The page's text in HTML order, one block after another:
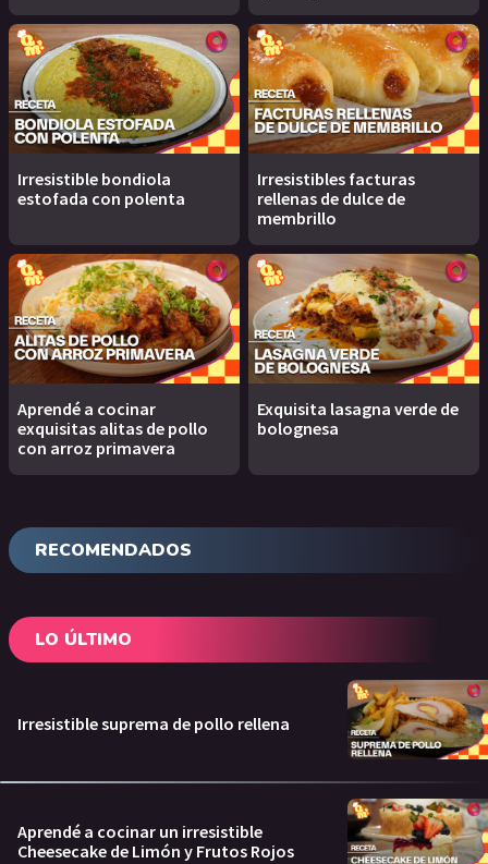
Irresistible bondiola
estofada con polenta
Irresistibles facturas
rellenas de dulce de
membrillo
Aprendé a cocinar
exquisitas alitas de pollo
con arroz primavera
Exquisita lasagna verde de
bolognesa
RECOMENDADOS
LO ÚLTIMO
Irresistible suprema de pollo rellena
Aprendé a cocinar un irresistible
Cheesecake de Limón y Frutos Rojos